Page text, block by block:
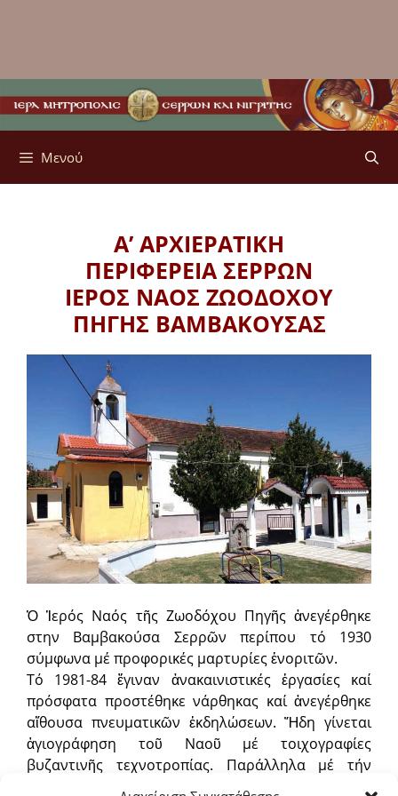
Μενού
Α’ ΑΡΧΙΕΡΑΤΙΚΗ
ΠΕΡΙΦΕΡΕΙΑ ΣΕΡΡΩΝ
ΙΕΡΟΣ ΝΑΟΣ ΖΩΟΔΟΧΟΥ
ΠΗΓΗΣ ΒΑΜΒΑΚΟΥΣΑΣ
Ὁ Ἱερός Ναός τῆς Ζωοδόχου Πηγῆς ἀνεγέρθηκε
στην Βαμβακούσα Σερρῶν περίπου τό 1930
σύμφωνα μέ προφορικές μαρτυρίες ἐνοριτῶν.
Τό 1981-84 ἔγιναν ἀνακαινιστικές ἐργασίες καί
πρόσφατα προστέθηκε νάρθηκας καί ἀνεγέρθηκε
αἴθουσα πνευματικῶν ἐκδηλώσεων. Ἤδη γίνεται
ἁγιογράφηση τοῦ Ναοῦ μέ τοιχογραφίες
βυζαντινῆς τεχνοτροπίας. Παράλληλα μέ τήν
καλλιέργεια λειτουργικοῦ φρονήματος